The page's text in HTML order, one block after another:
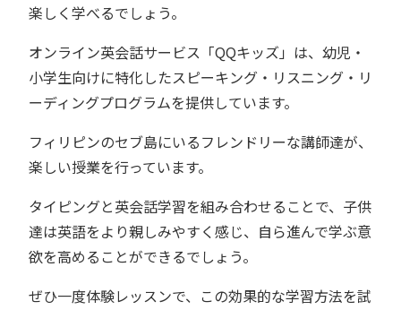
楽しく学べるでしょう。
オンライン英会話サービス「QQキッズ」は、幼児・
小学生向けに特化したスピーキング・リスニング・リ
ーディングプログラムを提供しています。
フィリピンのセブ島にいるフレンドリーな講師達が、
楽しい授業を行っています。
タイピングと英会話学習を組み合わせることで、子供
達は英語をより親しみやすく感じ、自ら進んで学ぶ意
欲を高めることができるでしょう。
ぜひ一度体験レッスンで、この効果的な学習方法を試